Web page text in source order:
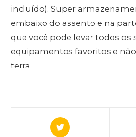
incluído). Super
embaixo do assento e na
que você pode levar todos os
equipamentos favoritos e
terra.